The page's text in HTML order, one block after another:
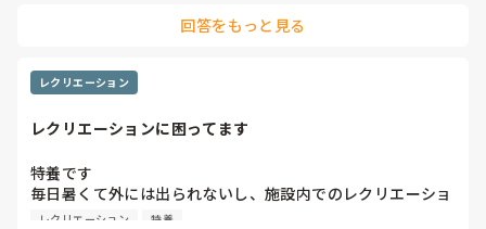
回答をもっと見る
レクリエーション
レクリエーションに困ってます
特養です
毎日暑くて外には出られないし、施設内でのレクリエーショ
ンはどんな事をされてますか？
レクリエーション 特養